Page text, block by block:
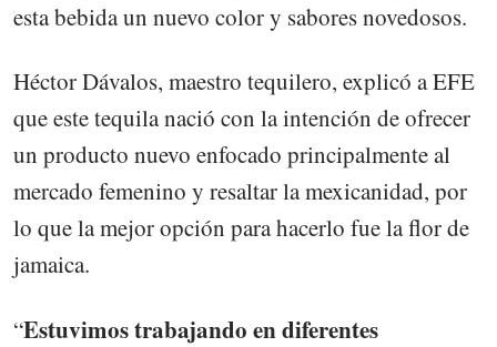
esta bebida un nuevo color y sabores novedosos.
Héctor Dávalos, maestro tequilero, explicó a EFE
que este tequila nació con la intención de ofrecer
un producto nuevo enfocado principalmente al
mercado femenino y resaltar la mexicanidad, por
lo que la mejor opción para hacerlo fue la flor de
jamaica.
“Estuvimos trabajando en diferentes